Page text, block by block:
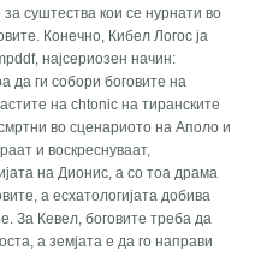
суштества кои се нурнати во
Конечно, Кибел Логос ја
најсериозен начин:
да ги собори боговите на
на chtonic на тиранските
во сценариото на Аполо и
и воскреснуваат,
на Дионис, а со тоа драма
а есхатологијата добива
За Кевел, боговите треба да
а земјата е да го направи